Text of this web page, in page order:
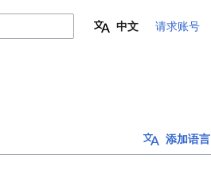
中文 请求账号
添加语言